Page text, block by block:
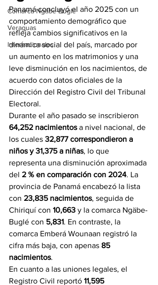
Comarca Ngäbe-Buglé
Veraguas
Internacionales
Panamá concluyó el año 2025 con un
comportamiento demográfico que
refleja cambios significativos en la
dinámica social del país, marcado por
un aumento en los matrimonios y una
leve disminución en los nacimientos, de
acuerdo con datos oficiales de la
Dirección del Registro Civil del Tribunal
Electoral.
Durante el año pasado se inscribieron
64,252 nacimientos a nivel nacional, de
los cuales 32,877 correspondieron a
niños y 31,375 a niñas, lo que
representa una disminución aproximada
del 2 % en comparación con 2024. La
provincia de Panamá encabezó la lista
con 23,835 nacimientos, seguida de
Chiriquí con 10,663 y la comarca Ngäbe-
Buglé con 5,831. En contraste, la
comarca Emberá Wounaan registró la
cifra más baja, con apenas 85
nacimientos.
En cuanto a las uniones legales, el
Registro Civil reportó 11,595